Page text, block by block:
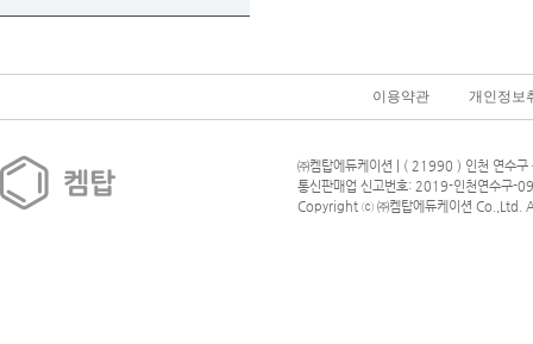
이용약관 개인정보
㈜켐탑에듀케이션 | ( 21990 ) 인천 연수
통신판매업 신고번호: 2019-인천연수구-
Copyright ⓒ ㈜켐탑에듀케이션 Co.,Ltd.